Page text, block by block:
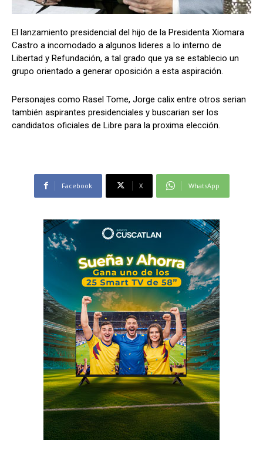
Comparta
Facebook X WhatsApp
Síganos
Comparta
Facebook X WhatsApp
Síganos
El lanzamiento presidencial del hijo de la Presidenta Xiomara
Castro a incomodado a algunos lideres a lo interno de
Libertad y Refundación, a tal grado que ya se establecio un
grupo orientado a generar oposición a esta aspiración.
Personajes como Rasel Tome, Jorge calix entre otros serian
también aspirantes presidenciales y buscarian ser los
candidatos oficiales de Libre para la proxima elección.
Facebook X WhatsApp